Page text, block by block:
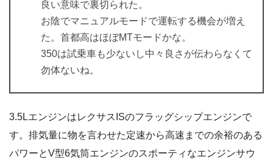
良い意味で裏切られた。
お陰でマニュアルモードで運転する機会が増え
た。首都高はほぼMTモードかな。
350は試乗車も少ないし中々良さが伝わらなくて
勿体ないね。
3.5LエンジンはレクサスISのフラッグシップエンジンで
す。排気量に物を言わせた定速から高速までの余裕のある
パワーとV型6気筒エンジンのスポーティなエンジンサウ